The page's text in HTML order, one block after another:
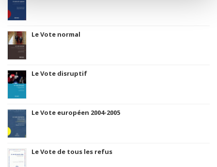
Le Vote normal
Le Vote disruptif
Le Vote européen 2004-2005
Le Vote de tous les refus